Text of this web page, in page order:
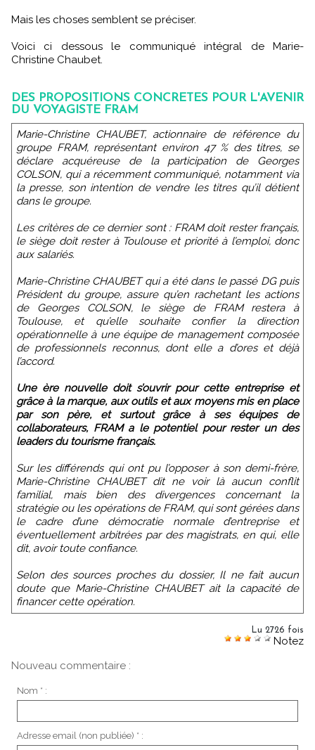
Mais les choses semblent se préciser.
Voici ci dessous le communiqué intégral de Marie-
Christine Chaubet.
DES PROPOSITIONS CONCRETES POUR L'AVENIR
DU VOYAGISTE FRAM
Marie-Christine CHAUBET, actionnaire de référence du
groupe FRAM, représentant environ 47 % des titres, se
déclare acquéreuse de la participation de Georges
COLSON, qui a récemment communiqué, notamment via
la presse, son intention de vendre les titres qu’il détient
dans le groupe.
Les critères de ce dernier sont : FRAM doit rester français,
le siège doit rester à Toulouse et priorité à l’emploi, donc
aux salariés.
Marie-Christine CHAUBET qui a été dans le passé DG puis
Président du groupe, assure qu’en rachetant les actions
de Georges COLSON, le siège de FRAM restera à
Toulouse, et qu’elle souhaite confier la direction
opérationnelle à une équipe de management composée
de professionnels reconnus, dont elle a d’ores et déjà
l’accord.
Une ère nouvelle doit s’ouvrir pour cette entreprise et
grâce à la marque, aux outils et aux moyens mis en place
par son père, et surtout grâce à ses équipes de
collaborateurs, FRAM a le potentiel pour rester un des
leaders du tourisme français.
Sur les différends qui ont pu l’opposer à son demi-frère,
Marie-Christine CHAUBET dit ne voir là aucun conflit
familial, mais bien des divergences concernant la
stratégie ou les opérations de FRAM, qui sont gérées dans
le cadre d’une démocratie normale d’entreprise et
éventuellement arbitrées par des magistrats, en qui, elle
dit, avoir toute confiance.
Selon des sources proches du dossier, Il ne fait aucun
doute que Marie-Christine CHAUBET ait la capacité de
financer cette opération.
Lu 2726 fois
Notez
Nouveau commentaire :
Nom * :
Adresse email (non publiée) * :